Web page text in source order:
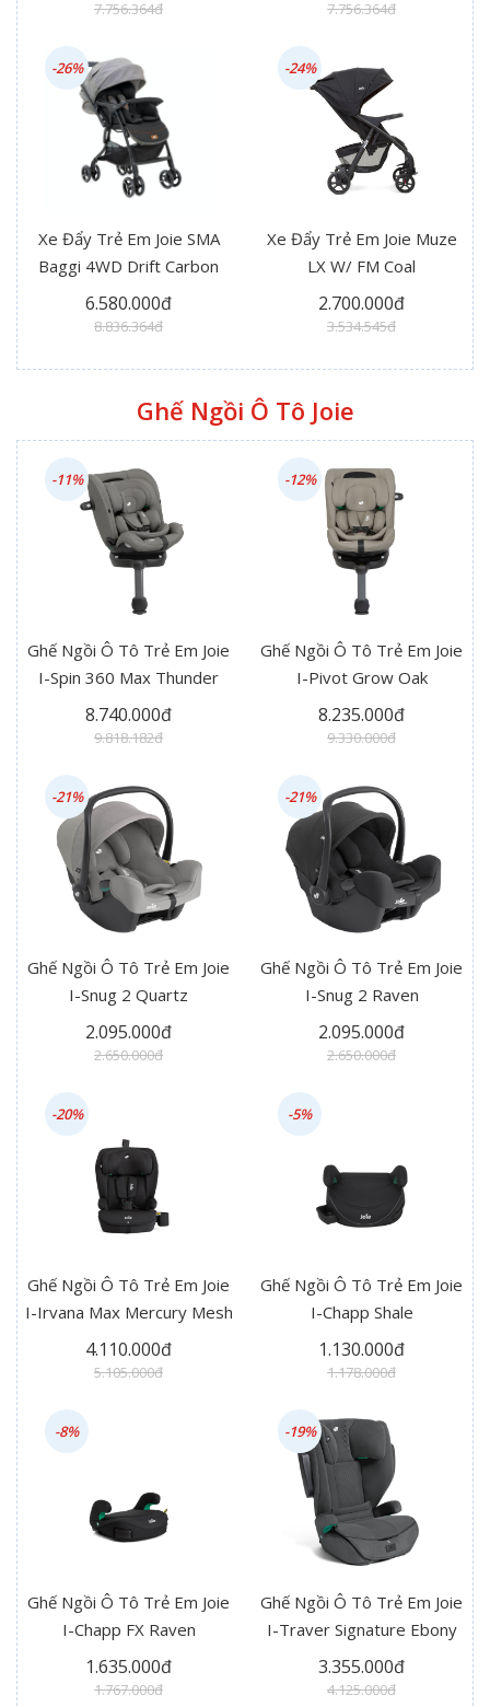
7.756.364đ 7.756.364đ
Xe Đẩy Trẻ Em Joie SMA
Baggi 4WD Drift Carbon
6.580.000đ
8.836.364đ
-26%
Xe Đẩy Trẻ Em Joie Muze
LX W/ FM Coal
2.700.000đ
3.534.545đ
-24%
Ghế Ngồi Ô Tô Joie
Ghế Ngồi Ô Tô Trẻ Em Joie
I-Spin 360 Max Thunder
8.740.000đ
9.818.182đ
-11%
Ghế Ngồi Ô Tô Trẻ Em Joie
I-Pivot Grow Oak
8.235.000đ
9.330.000đ
-12%
Ghế Ngồi Ô Tô Trẻ Em Joie
I-Snug 2 Quartz
2.095.000đ
2.650.000đ
-21%
Ghế Ngồi Ô Tô Trẻ Em Joie
I-Snug 2 Raven
2.095.000đ
2.650.000đ
-21%
Ghế Ngồi Ô Tô Trẻ Em Joie
I-Irvana Max Mercury Mesh
4.110.000đ
5.105.000đ
-20%
Ghế Ngồi Ô Tô Trẻ Em Joie
I-Chapp Shale
1.130.000đ
1.178.000đ
-5%
Ghế Ngồi Ô Tô Trẻ Em Joie
I-Chapp FX Raven
1.635.000đ
1.767.000đ
-8%
Ghế Ngồi Ô Tô Trẻ Em Joie
I-Traver Signature Ebony
3.355.000đ
4.125.000đ
-19%